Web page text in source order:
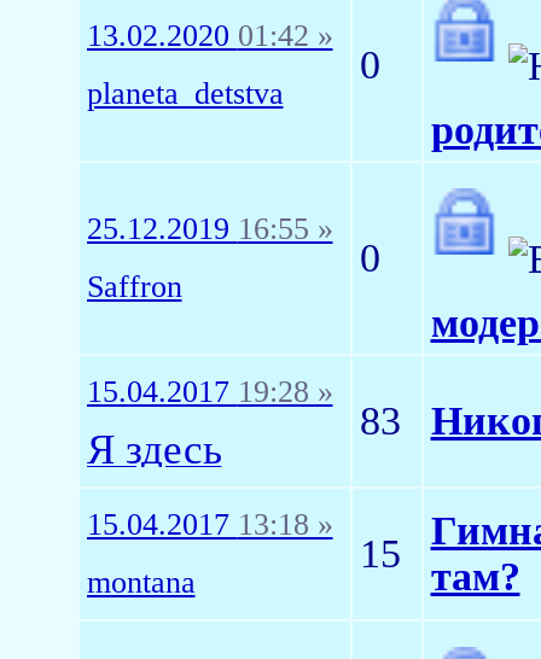
13.02.2020 01:42 »
planeta_detstva
0
25.12.2019 16:55 »
Saffron
0
15.04.2017 19:28 »
Я здесь
83
15.04.2017 13:18 »
montana
15
там?